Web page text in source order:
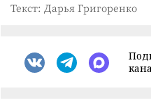
Текст: Дарья Григоренко